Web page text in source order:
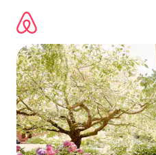
direct
naar
inhoud